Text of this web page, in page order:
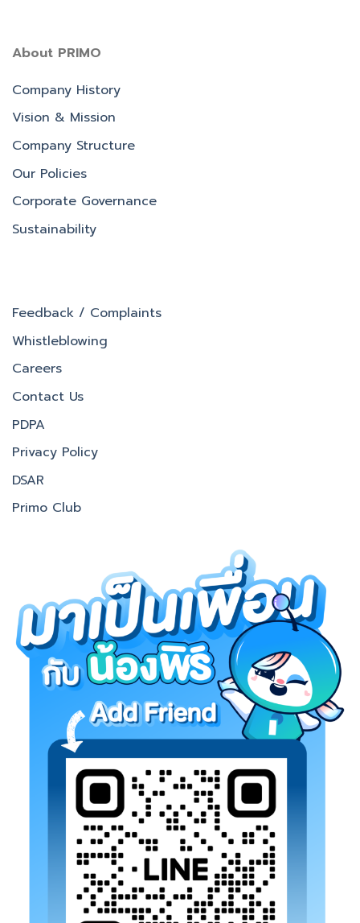
About PRIMO
Company History
Vision & Mission
Company Structure
Our Policies
Corporate Governance
Sustainability
Feedback / Complaints
Whistleblowing
Careers
Contact Us
PDPA
Privacy Policy
DSAR
Primo Club